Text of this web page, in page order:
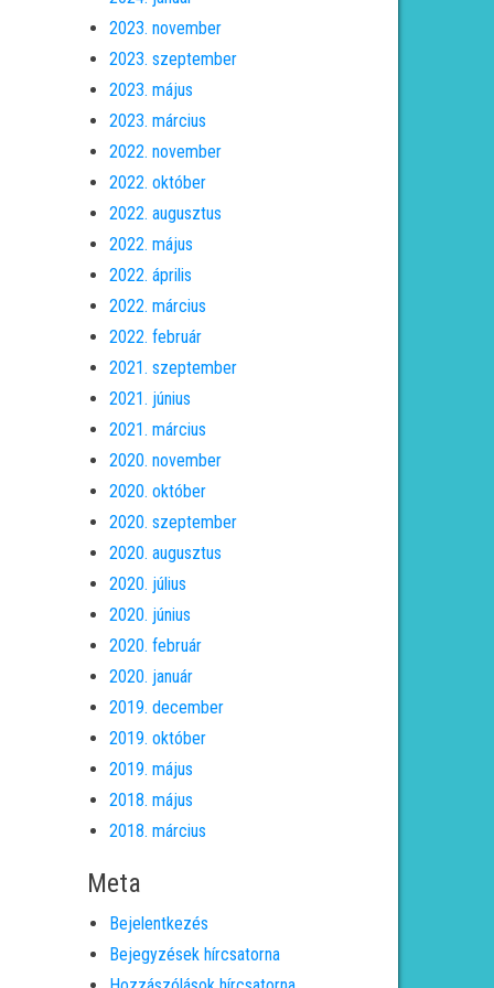
2023. november
2023. szeptember
2023. május
2023. március
2022. november
2022. október
2022. augusztus
2022. május
2022. április
2022. március
2022. február
2021. szeptember
2021. június
2021. március
2020. november
2020. október
2020. szeptember
2020. augusztus
2020. július
2020. június
2020. február
2020. január
2019. december
2019. október
2019. május
2018. május
2018. március
Meta
Bejelentkezés
Bejegyzések hírcsatorna